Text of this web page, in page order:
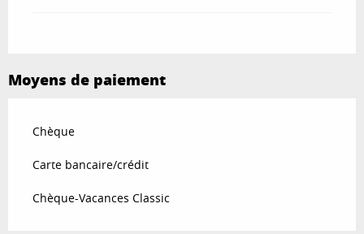
Moyens de paiement
Chèque
Carte bancaire/crédit
Chèque-Vacances Classic